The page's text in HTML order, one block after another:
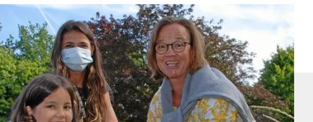
MITsprache
Salon5 in Bergedorf
Jobpaten
HipHop Academy